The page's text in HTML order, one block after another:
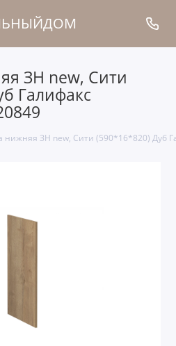
ЗН new, Сити
Галифакс
нижняя ЗН new, Сити (590*16*820) Дуб